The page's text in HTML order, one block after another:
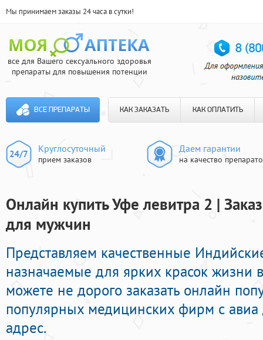
Мы принимаем заказы 24 часа в сутки!
все для Вашего сексуального здоровья
препараты для повышения потенции
ВСЕ ПРЕПАРАТЫ КАК ЗАКАЗАТЬ КАК ОПЛАТИТЬ
Круглосуточный
прием заказов
Даем гарантии
на качество
Онлайн купить Уфе левитра 2 |
для мужчин
Представляем качественные
назначаемые для ярких красок жизни
можете не дорого заказать онлайн
популярных медицинских фирм с авиа
адрес.